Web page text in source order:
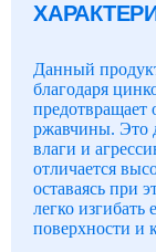
Данный
благодаря
предотвращает
ржавчины. Это
влаги и
отличается
оставаясь при
легко изгибать
поверхности и